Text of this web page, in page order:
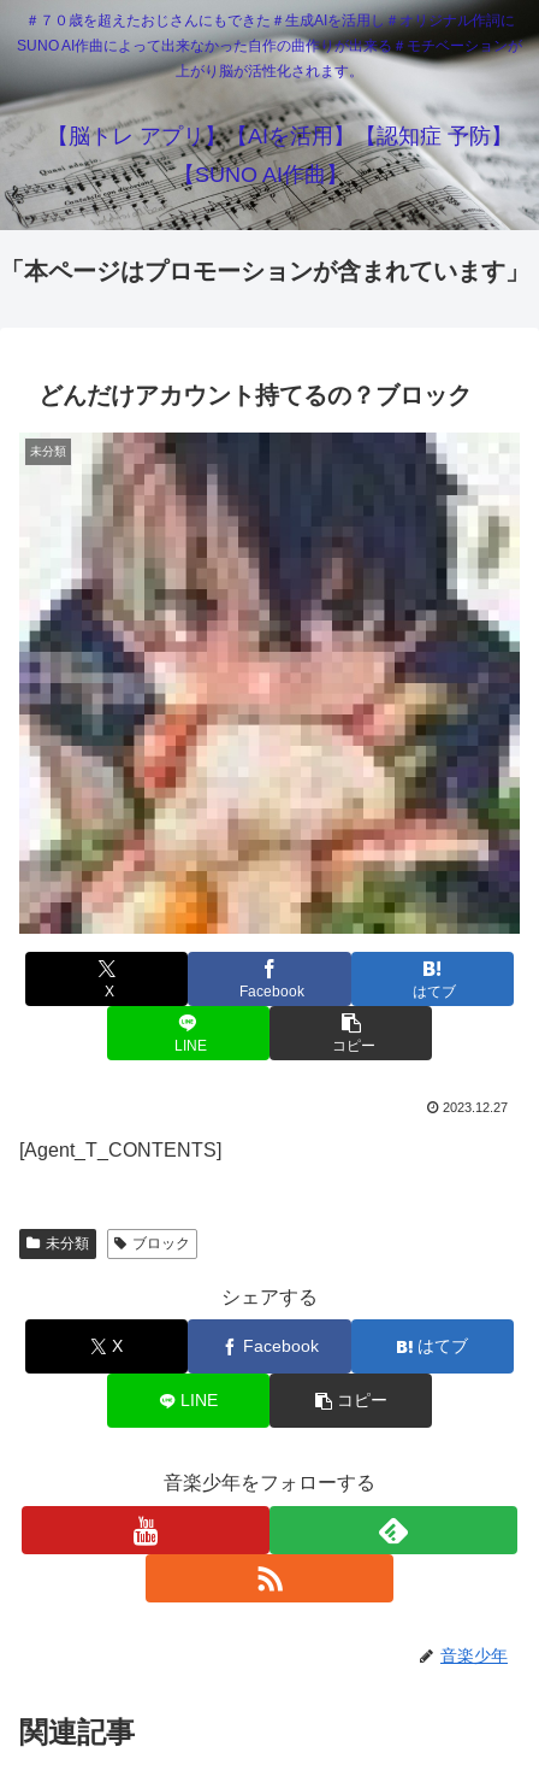
＃７０歳を超えたおじさんにもできた＃生成AIを活用し＃オリジナル作詞に
SUNO AI作曲によって出来なかった自作の曲作りが出来る＃モチベーションが
上がり脳が活性化されます。
【脳トレ アプリ】【AIを活用】【認知症 予防】
【SUNO AI作曲】
「本ページはプロモーションが含まれています」
どんだけアカウント持てるの？ブロック
未分類
X Facebook はてブ
LINE コピー
2023.12.27
[Agent_T_CONTENTS]
未分類 ブロック
シェアする
X Facebook はてブ
LINE コピー
音楽少年をフォローする
音楽少年
関連記事